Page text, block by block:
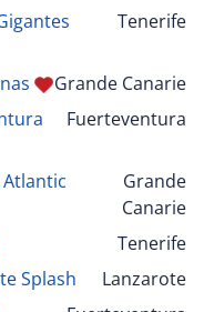
Tenerife
Grande Canarie
Fuerteventura
Grande
Canarie
Tenerife
Splash
Lanzarote